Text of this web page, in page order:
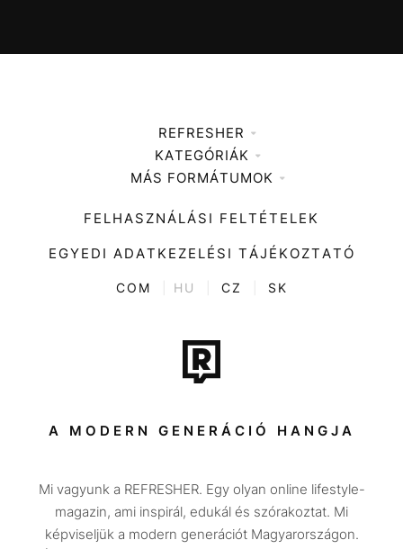
REFRESHER
Médiaajánlat
KATEGÓRIÁK
Zene
Divat
Kultúra
ENTR
Tech-Tudomány
Sport
Társadalom
Utazás
Életmód
MÁS FORMÁTUMOK
FELHASZNÁLÁSI FELTÉTELEK
EGYEDI ADATKEZELÉSI TÁJÉKOZTATÓ
COM HU CZ SK
A MODERN GENERÁCIÓ HANGJA
Mi vagyunk a REFRESHER. Egy olyan online lifestyle-
magazin, ami inspirál, edukál és szórakoztat. Mi
képviseljük a modern generációt Magyarországon.